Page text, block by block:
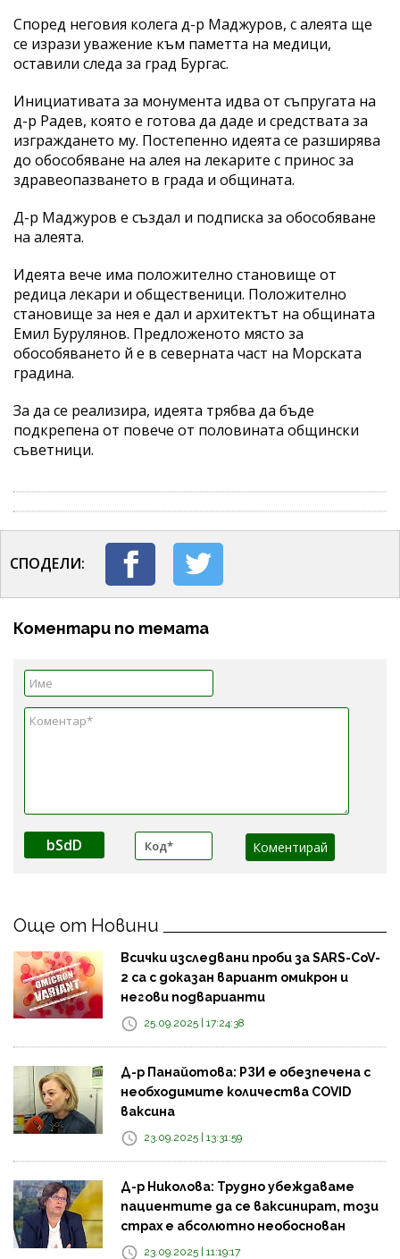
Според неговия колега д-р Маджуров, с алеята ще
се изрази уважение към паметта на медици,
оставили следа за град Бургас.
Инициативата за монумента идва от съпругата на
д-р Радев, която е готова да даде и средствата за
изграждането му. Постепенно идеята се разширява
до обособяване на алея на лекарите с принос за
здравеопазването в града и общината.
Д-р Маджуров е създал и подписка за обособяване
на алеята.
Идеята вече има положително становище от
редица лекари и общественици. Положително
становище за нея е дал и архитектът на общината
Емил Бурулянов. Предложеното място за
обособяването й е в северната част на Морската
градина.
За да се реализира, идеята трябва да бъде
подкрепена от повече от половината общински
съветници.
СПОДЕЛИ:
Коментари по темата
bSdD
Още от Новини
Всички изследвани проби за SARS-CoV-
2 са с доказан вариант омикрон и
негови подварианти
25.09.2025 | 17:24:38
Д-р Панайотова: РЗИ е обезпечена с
необходимите количества COVID
ваксина
23.09.2025 | 13:31:59
Д-р Николова: Трудно убеждаваме
пациентите да се ваксинират, този
страх е абсолютно необоснован
23.09.2025 | 11:19:17